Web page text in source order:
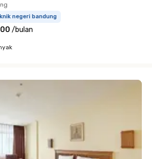
negeri bandung
/bulan